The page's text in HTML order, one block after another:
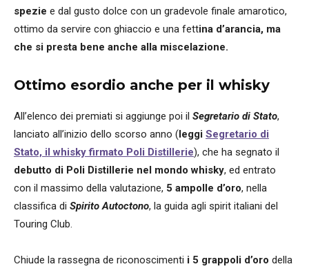
spezie e dal gusto dolce con un gradevole finale amarotico,
ottimo da servire con ghiaccio e una fettina d’arancia, ma
che si presta bene anche alla miscelazione.
Ottimo esordio anche per il whisky
All’elenco dei premiati si aggiunge poi il Segretario di Stato,
lanciato all’inizio dello scorso anno (leggi Segretario di
Stato, il whisky firmato Poli Distillerie), che ha segnato il
debutto di Poli Distillerie nel mondo whisky, ed entrato
con il massimo della valutazione, 5 ampolle d’oro, nella
classifica di Spirito Autoctono, la guida agli spirit italiani del
Touring Club.
Chiude la rassegna de riconoscimenti i 5 grappoli d’oro della